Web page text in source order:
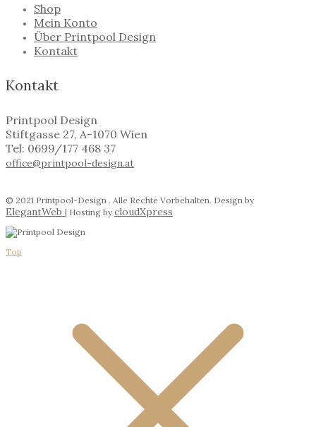
Shop
Mein Konto
Über Printpool Design
Kontakt
Kontakt
Printpool Design
Stiftgasse 27, A-1070 Wien
Tel: 0699/177 468 37
office@printpool-design.at
© 2021 Printpool-Design . Alle Rechte Vorbehalten. Design by
ElegantWeb | Hosting by cloudXpress
Top